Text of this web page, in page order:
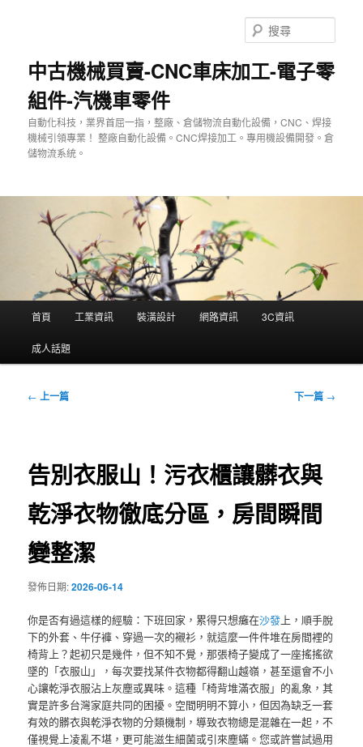
中古機械買賣-CNC車床加工-電子零
組件-汽機車零件
自動化科技，業界首屈一指，整廠、倉儲物流自動化設備，CNC、焊接
機械引領專業！ 整廠自動化設備。CNC焊接加工。專用機設備開發。倉
儲物流系統。
尋
單
首頁 工業資訊 裝潢設計 網路資訊 3C資訊
成人話題
文
← 上一篇 下一篇 →
告別衣服山！污衣櫃讓髒衣與
乾淨衣物徹底分區，房間瞬間
變整潔
發佈日期:2026-06-14
你是否有過這樣的經驗：下班回家，累得只想癱在沙發 上，順手脫
下的外套、牛仔褲、穿過一次的襯衫，就這麼一件件堆在房間裡的
椅背上？起初只是幾件，但不知不覺，那張椅子變成了一座搖搖欲
墜的「衣服山」，每次要找某件衣物都得翻山越嶺，甚至還會不小
心讓乾淨衣服沾上灰塵或異味。這種「椅背堆滿衣服」的亂象，其
實是許多台灣家庭共同的困擾。空間明明不算小，但因為缺乏一套
有效的髒衣與乾淨衣物的分類機制，導致衣物總是混雜在一起，不
僅視覺上凌亂不堪，更可能滋生細菌或引來塵蟎。您或許嘗試過用